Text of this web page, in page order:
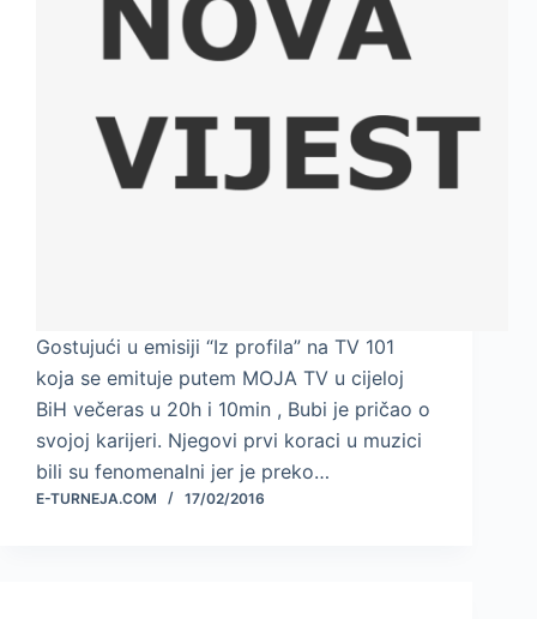
Gostujući u emisiji “Iz profila” na TV 101
koja se emituje putem MOJA TV u cijeloj
BiH večeras u 20h i 10min , Bubi je pričao o
svojoj karijeri. Njegovi prvi koraci u muzici
bili su fenomenalni jer je preko…
E-TURNEJA.COM 17/02/2016